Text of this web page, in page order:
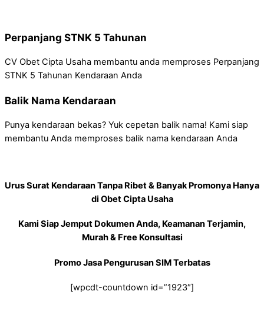
Perpanjang STNK 5 Tahunan
CV Obet Cipta Usaha membantu anda memproses Perpanjang
STNK 5 Tahunan Kendaraan Anda
Balik Nama Kendaraan
Punya kendaraan bekas? Yuk cepetan balik nama! Kami siap
membantu Anda memproses balik nama kendaraan Anda
Urus Surat Kendaraan Tanpa Ribet & Banyak Promonya Hanya
di Obet Cipta Usaha
Kami Siap Jemput Dokumen Anda, Keamanan Terjamin,
Murah & Free Konsultasi
Promo Jasa Pengurusan SIM Terbatas
[wpcdt-countdown id=”1923″]